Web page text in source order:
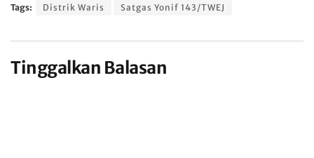
Tags:
Distrik Waris Satgas Yonif 143/TWEJ
Tinggalkan Balasan